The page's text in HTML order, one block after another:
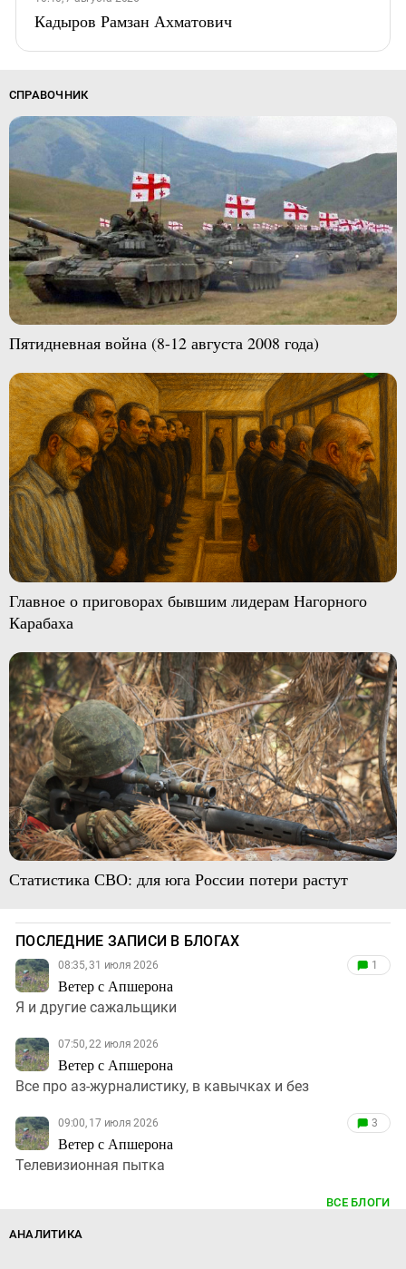
Кадыров Рамзан Ахматович
СПРАВОЧНИК
Пятидневная война (8-12 августа 2008 года)
Главное о приговорах бывшим лидерам Нагорного
Карабаха
Статистика СВО: для юга России потери растут
ПОСЛЕДНИЕ ЗАПИСИ В БЛОГАХ
08:35, 31 июля 2026
Ветер с Апшерона
1
Я и другие сажальщики
07:50, 22 июля 2026
Ветер с Апшерона
Все про аз-журналистику, в кавычках и без
09:00, 17 июля 2026
Ветер с Апшерона
3
Телевизионная пытка
ВСЕ БЛОГИ
АНАЛИТИКА